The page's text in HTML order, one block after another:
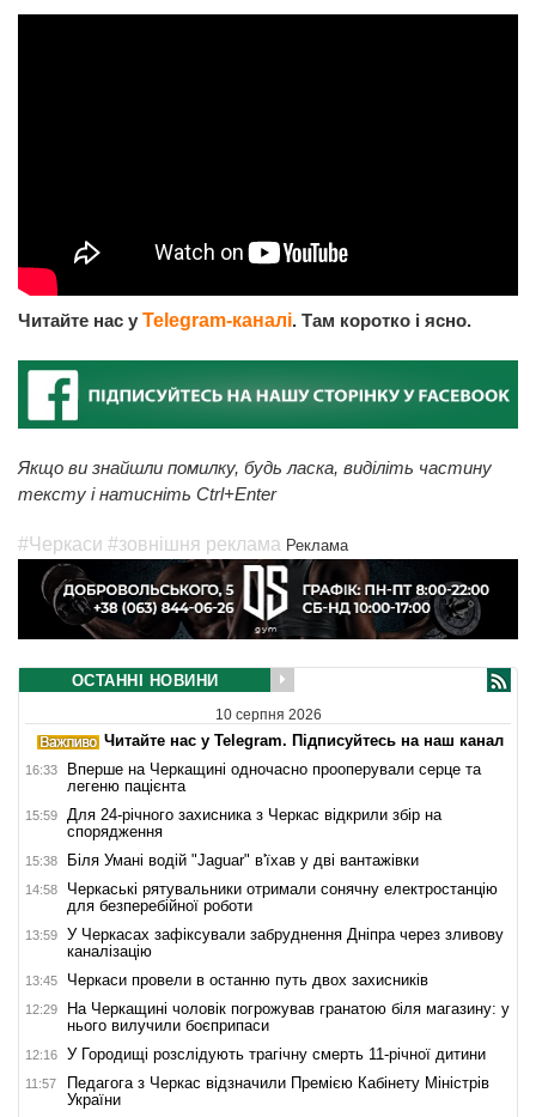
Читайте нас у Telegram-каналі. Там коротко і ясно.
Якщо ви знайшли помилку, будь ласка, виділіть частину
тексту і натисніть Ctrl+Enter
#Черкаси #зовнішня реклама Реклама
ОСТАННІ НОВИНИ
10 серпня 2026
Читайте нас у Telegram. Підписуйтесь на наш канал
16:33
Вперше на Черкащині одночасно прооперували серце та
легеню пацієнта
15:59
Для 24-річного захисника з Черкас відкрили збір на
спорядження
15:38 Біля Умані водій "Jaguar" в'їхав у дві вантажівки
14:58
Черкаські рятувальники отримали сонячну електростанцію
для безперебійної роботи
13:59
У Черкасах зафіксували забруднення Дніпра через зливову
каналізацію
13:45 Черкаси провели в останню путь двох захисників
12:29
На Черкащині чоловік погрожував гранатою біля магазину: у
нього вилучили боєприпаси
12:16 У Городищі розслідують трагічну смерть 11-річної дитини
11:57
Педагога з Черкас відзначили Премією Кабінету Міністрів
України